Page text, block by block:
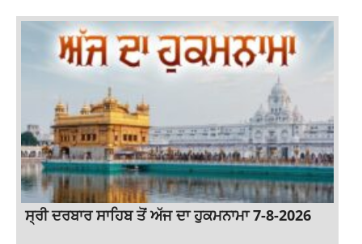
ਸ੍ਰੀ ਦਰਬਾਰ ਸਾਹਿਬ ਤੋਂ ਅੱਜ ਦਾ ਹੁਕਮਨਾਮਾ 7-8-2026